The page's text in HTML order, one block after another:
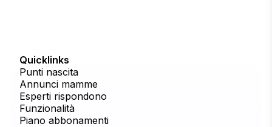
Quicklinks
Punti nascita
Annunci mamme
Esperti rispondono
Funzionalità
Piano abbonamenti